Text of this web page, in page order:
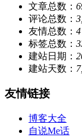
文章总数：
评论总数：
友情总数： 4
标签总数：
建站日期：
建站天数：
友情链接
博客大全
自说Me话